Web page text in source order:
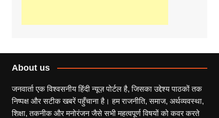
About us
जनवार्ता एक विश्वसनीय हिंदी न्यूज़ पोर्टल है, जिसका उद्देश्य पाठकों तक
निष्पक्ष और सटीक खबरें पहुँचाना है। हम राजनीति, समाज, अर्थव्यवस्था,
शिक्षा, तकनीक और मनोरंजन जैसे सभी महत्वपूर्ण विषयों को कवर करते